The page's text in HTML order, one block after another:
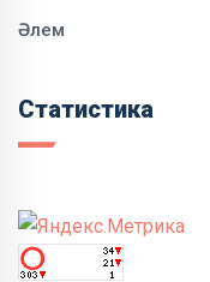
Әлем
Статистика